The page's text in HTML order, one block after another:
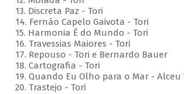
13. Discreta Paz - Tori
14. Fernão Capelo Gaivota - Tori
15. Harmonia É do Mundo - Tori
16. Travessias Maiores - Tori
17. Repouso - Tori e Bernardo Bauer
⁠18. Cartografia - Tori
19. Quando Eu Olho para o Mar - Alceu
20. Trastejo - Tori